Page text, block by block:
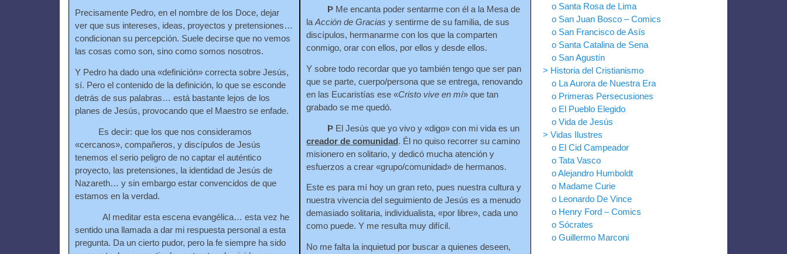
Precisamente Pedro, en el nombre de los Doce, dejar
ver que sus intereses, ideas, proyectos y pretensiones…
condicionan su percepción. Suele decirse que no vemos
las cosas como son, sino como somos nosotros.
Y Pedro ha dado una «definición» correcta sobre Jesús,
sí. Pero el contenido de la definición, lo que se esconde
detrás de sus palabras… está bastante lejos de los
planes de Jesús, provocando que el Maestro se enfade.
Es decir: que los que nos consideramos
«cercanos», compañeros, y discípulos de Jesús
tenemos el serio peligro de no captar el auténtico
proyecto, las pretensiones, la identidad de Jesús de
Nazareth… y sin embargo estar convencidos de que
estamos en la verdad.
Al meditar esta escena evangélica… esta vez he
sentido una llamada a dar mi respuesta personal a esta
pregunta. Da un cierto pudor, pero la fe siempre ha sido
Þ Me encanta poder sentarme con él a la Mesa de
la Acción de Gracias y sentirme de su familia, de sus
discípulos, hermanarme con los que la comparten
conmigo, orar con ellos, por ellos y desde ellos.
Y sobre todo recordar que yo también tengo que ser pan
que se parte, cuerpo/persona que se entrega, renovando
en las Eucaristías ese «Cristo vive en mí» que tan
grabado se me quedó.
Þ El Jesús que yo vivo y «digo» con mi vida es un
creador de comunidad. Él no quiso recorrer su camino
misionero en solitario, y dedicó mucha atención y
esfuerzos a crear «grupo/comunidad» de hermanos.
Este es para mí hoy un gran reto, pues nuestra cultura y
nuestra vivencia del seguimiento de Jesús es a menudo
demasiado solitaria, individualista, «por libre», cada uno
como puede. Y me resulta muy difícil.
No me falta la inquietud por buscar a quienes deseen,
o Santa Rosa de Lima
o San Juan Bosco – Comics
o San Francisco de Asís
o Santa Catalina de Sena
o San Agustín
> Historia del Cristianismo
o La Aurora de Nuestra Era
o Primeras Persecusiones
o El Pueblo Elegido
o Vida de Jesús
> Vidas Ilustres
o El Cid Campeador
o Tata Vasco
o Alejandro Humboldt
o Madame Curie
o Leonardo De Vince
o Henry Ford – Comics
o Sócrates
o Guillermo Marconi